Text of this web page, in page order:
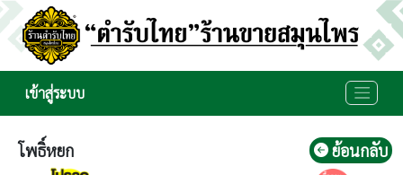
เข้าสู่ระบบ
โพธิ์หยก ย้อนกลับ